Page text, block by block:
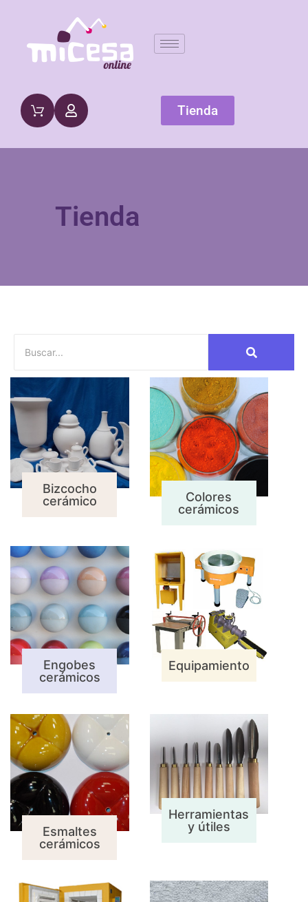
Tienda
Tienda
Bizcocho
cerámico
Colores
cerámicos
Engobes
cerámicos
Equipamiento
Esmaltes
cerámicos
Herramientas
y útiles